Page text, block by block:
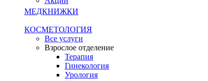
МЕДКНИЖКИ
КОСМЕТОЛОГИЯ
Все услуги
Взрослое отделение
Терапия
Гинекология
Урология